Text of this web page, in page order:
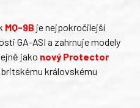
MQ-9B je nejpokročilejší
GA-ASI a zahrnuje modely
jako nový Protector
britskému královskému